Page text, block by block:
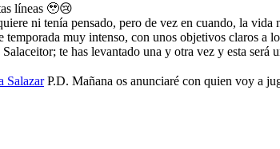
líneas 🥹😢
ni tenía pensado, pero de vez en cuando, la
muy intenso, con unos objetivos claros a
te has levantado una y otra vez y esta
SalazarP.D. Mañana os anunciaré con quien voy a